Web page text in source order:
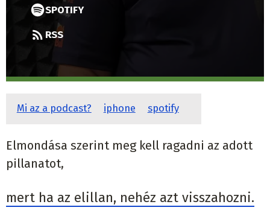
SPOTIFY
RSS
Mi az a podcast? iphone spotify
Elmondása szerint meg kell ragadni az adott
pillanatot,
mert ha az elillan, nehéz azt visszahozni.